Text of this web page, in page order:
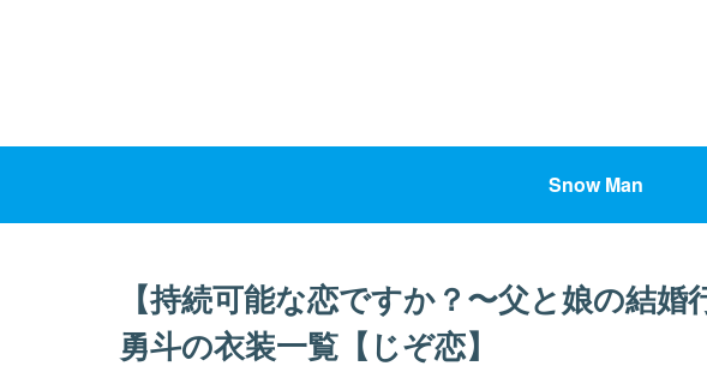
Snow Man
【持続可能な恋ですか？〜父と娘の結
勇斗の衣装一覧【じぞ恋】